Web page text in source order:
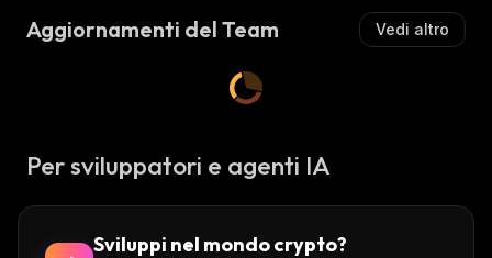
Aggiornamenti del Team Vedi altro
Per sviluppatori e agenti IA
Sviluppi nel mondo crypto?